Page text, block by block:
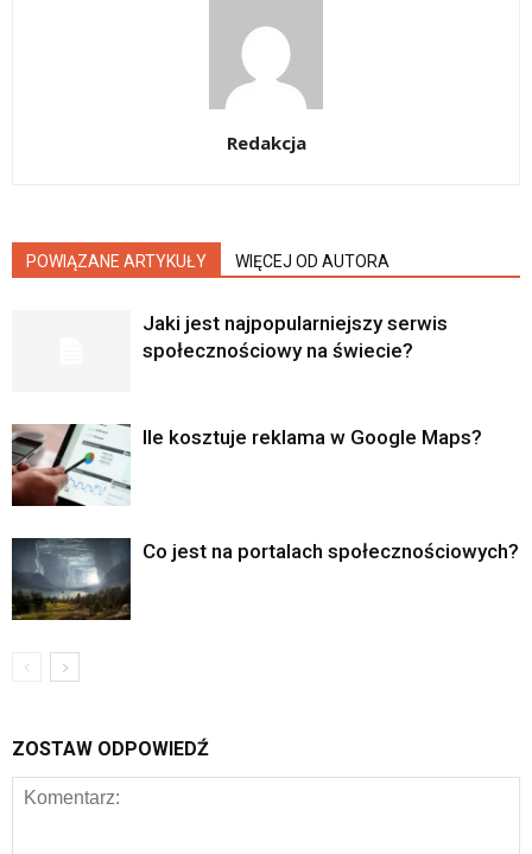
Redakcja
POWIĄZANE ARTYKUŁY WIĘCEJ OD AUTORA
Jaki jest najpopularniejszy serwis
społecznościowy na świecie?
Ile kosztuje reklama w Google Maps?
Co jest na portalach społecznościowych?
ZOSTAW ODPOWIEDŹ